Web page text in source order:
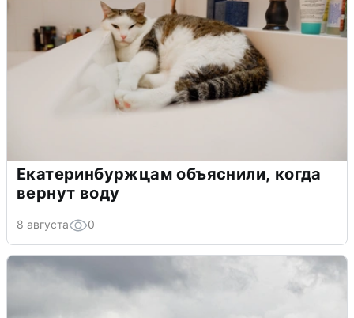
Екатеринбуржцам объяснили, когда
вернут воду
8 августа 0